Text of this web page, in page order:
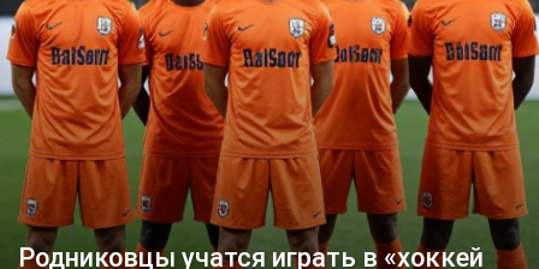
—
Официальный
сайт
Родниковцы учатся играть в «хоккей